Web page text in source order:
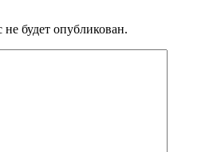
будет опубликован.